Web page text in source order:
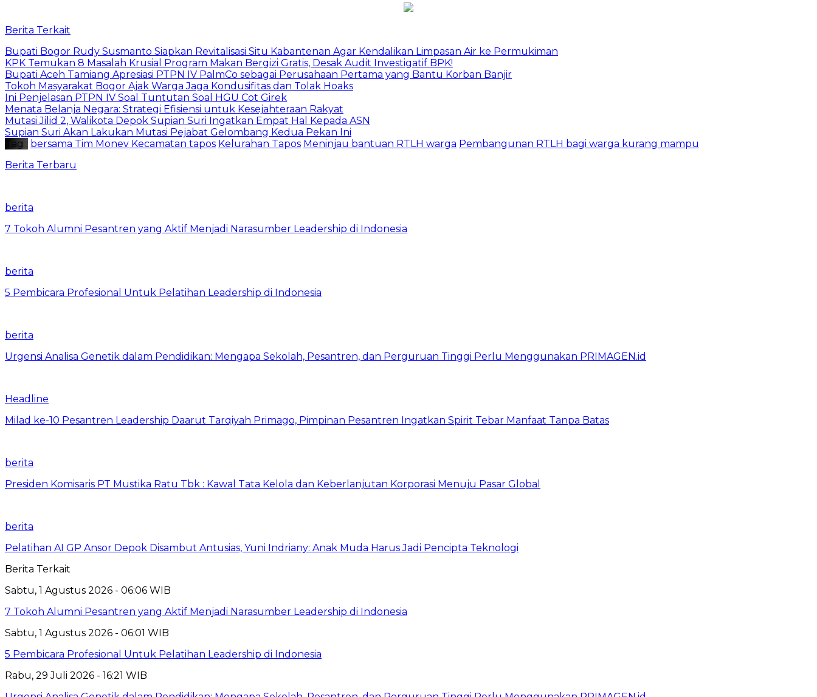
Berita Terkait
Bupati Bogor Rudy Susmanto Siapkan Revitalisasi Situ Kabantenan Agar Kendalikan Limpasan Air ke Permukiman
​KPK Temukan 8 Masalah Krusial Program Makan Bergizi Gratis, Desak Audit Investigatif BPK!
Bupati Aceh Tamiang Apresiasi PTPN IV PalmCo sebagai Perusahaan Pertama yang Bantu Korban Banjir
Tokoh Masyarakat Bogor Ajak Warga Jaga Kondusifitas dan Tolak Hoaks
Ini Penjelasan PTPN IV Soal Tuntutan Soal HGU Cot Girek
Menata Belanja Negara: Strategi Efisiensi untuk Kesejahteraan Rakyat
Mutasi Jilid 2, Walikota Depok Supian Suri Ingatkan Empat Hal Kepada ASN
Supian Suri Akan Lakukan Mutasi Pejabat Gelombang Kedua Pekan Ini
Tag : bersama Tim Monev Kecamatan tapos Kelurahan Tapos Meninjau bantuan RTLH warga Pembangunan RTLH bagi warga kurang mampu
Berita Terbaru
berita
7 Tokoh Alumni Pesantren yang Aktif Menjadi Narasumber Leadership di Indonesia
berita
5 Pembicara Profesional Untuk Pelatihan Leadership di Indonesia
berita
Urgensi Analisa Genetik dalam Pendidikan: Mengapa Sekolah, Pesantren, dan Perguruan Tinggi Perlu Menggunakan PRIMAGEN.id
Headline
Milad ke-10 Pesantren Leadership Daarut Tarqiyah Primago, Pimpinan Pesantren Ingatkan Spirit Tebar Manfaat Tanpa Batas
berita
Presiden Komisaris PT Mustika Ratu Tbk : Kawal Tata Kelola dan Keberlanjutan Korporasi Menuju Pasar Global
berita
Pelatihan AI GP Ansor Depok Disambut Antusias, Yuni Indriany: Anak Muda Harus Jadi Pencipta Teknologi
Berita Terkait
Sabtu, 1 Agustus 2026 - 06:06 WIB
7 Tokoh Alumni Pesantren yang Aktif Menjadi Narasumber Leadership di Indonesia
Sabtu, 1 Agustus 2026 - 06:01 WIB
5 Pembicara Profesional Untuk Pelatihan Leadership di Indonesia
Rabu, 29 Juli 2026 - 16:21 WIB